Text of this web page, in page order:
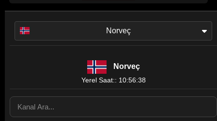
Norveç
Norveç
Yerel Saat:: 10:56:38